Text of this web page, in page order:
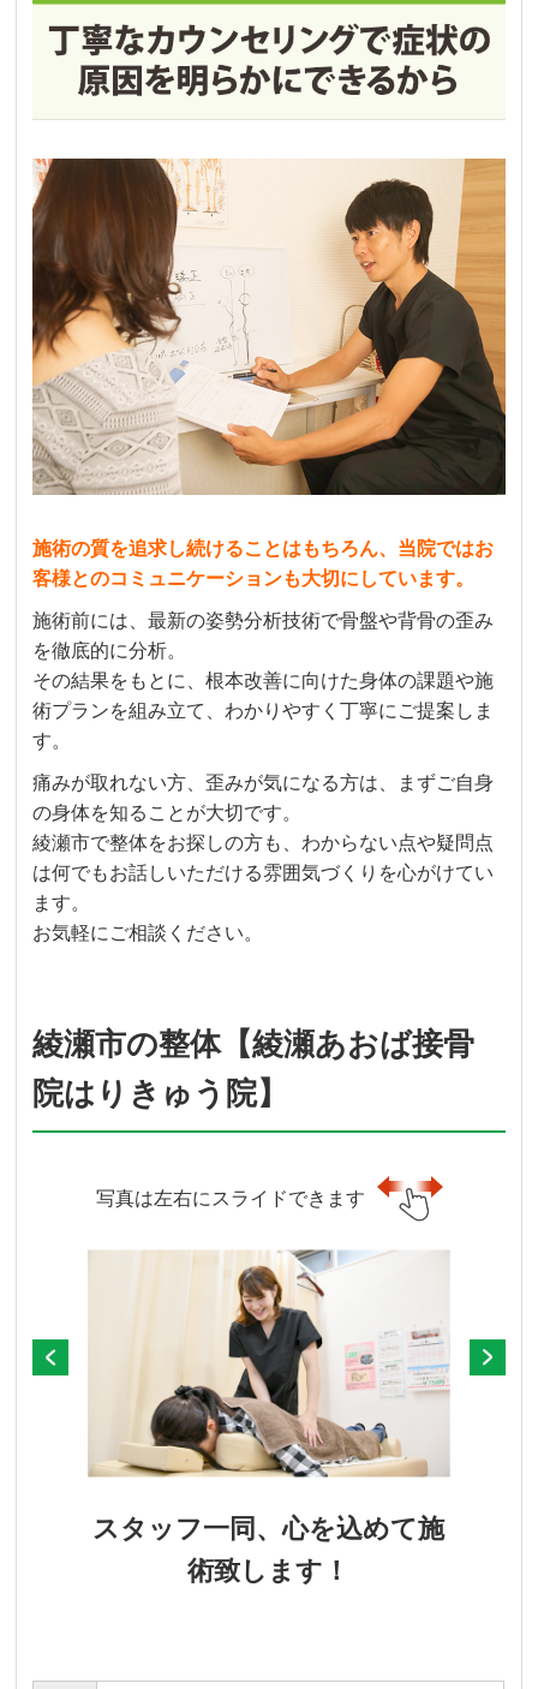
施術の質を追求し続けることはもちろん、当院ではお
客様とのコミュニケーションも大切にしています。
施術前には、最新の姿勢分析技術で骨盤や背骨の歪み
を徹底的に分析。
その結果をもとに、根本改善に向けた身体の課題や施
術プランを組み立て、わかりやすく丁寧にご提案しま
す。
痛みが取れない方、歪みが気になる方は、まずご自身
の身体を知ることが大切です。
綾瀬市で整体をお探しの方も、わからない点や疑問点
は何でもお話しいただける雰囲気づくりを心がけてい
ます。
お気軽にご相談ください。
綾瀬市の整体【綾瀬あおば接骨
院はりきゅう院】
写真は左右にスライドできます
スタッフ一同、心を込めて施
術致します！